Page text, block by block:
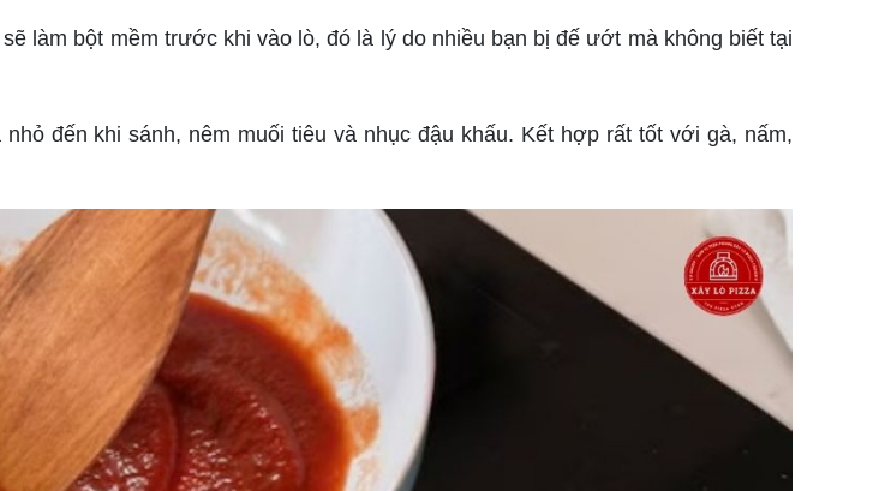
làm bột mềm trước khi vào lò, đó là lý do nhiều bạn bị đế ướt mà không biết tại
đến khi sánh, nêm muối tiêu và nhục đậu khấu. Kết hợp rất tốt với gà, nấm,